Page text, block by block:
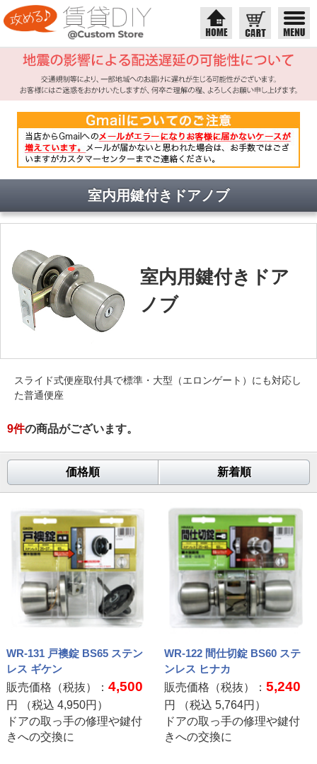
室内用鍵付きドアノブ
室内用鍵付きドア
ノブ
スライド式便座取付具で標準・大型（エロンゲート）にも対応し
た普通便座
9件の商品がございます。
価格順 新着順
WR-131 戸襖錠 BS65 ステン
レス ギケン
販売価格（税抜）： 4,500
円 （税込 4,950円）
ドアの取っ手の修理や鍵付
きへの交換に
WR-122 間仕切錠 BS60 ステ
ンレス ヒナカ
販売価格（税抜）：5,240
円 （税込5,764円）
ドアの取っ手の修理や鍵付
きへの交換に